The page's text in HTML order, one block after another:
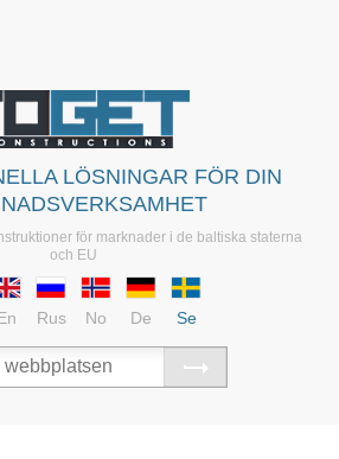
LÖSNINGAR FÖR DIN
för marknader i de baltiska staterna
och EU
Rus No De Se